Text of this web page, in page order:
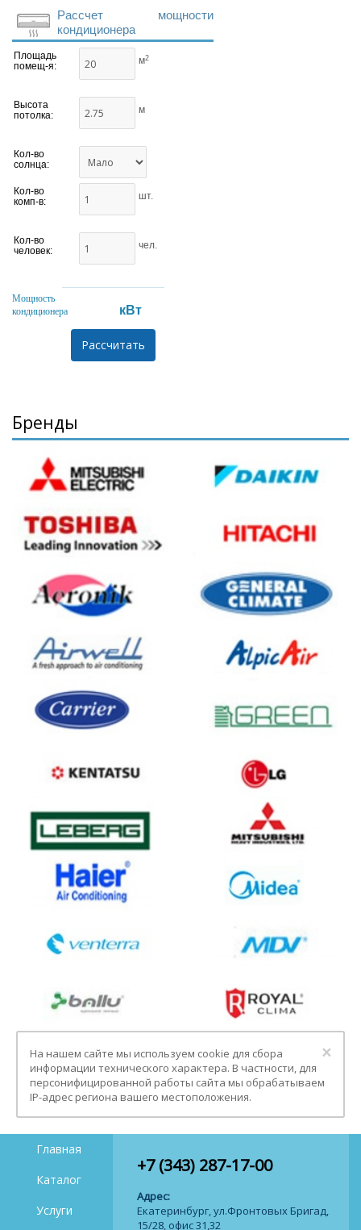
Рассчет мощности
кондиционера
Площадь
помещ-я:
м2
Высота
потолка:
м
Кол-во
солнца:
Кол-во
комп-в:
шт.
Кол-во
человек:
чел.
Мощность
кондиционера
кВт
Бренды
×
На нашем сайте мы используем cookie для сбора
информации технического характера. В частности, для
персонифицированной работы сайта мы обрабатываем
IP-адрес региона вашего местоположения.
+7 (343) 287-17-00
Адрес:
Екатеринбург, ул.Фронтовых Бригад,
15/28, офис 31,32
Главная
Каталог
Услуги